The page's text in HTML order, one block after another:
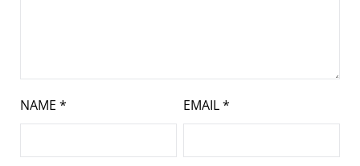
NAME * EMAIL*